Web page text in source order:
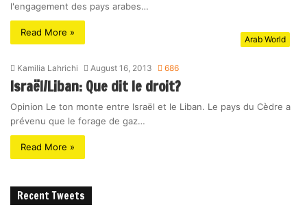
l'engagement des pays arabes…
Read More »
Arab World
Kamilia Lahrichi August 16, 2013 686
Israël/Liban: Que dit le droit?
Opinion Le ton monte entre Israël et le Liban. Le pays du Cèdre a
prévenu que le forage de gaz…
Read More »
Recent Tweets